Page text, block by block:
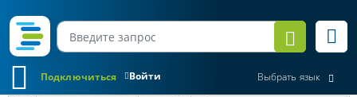
Войти
Подключиться Выбрать язык